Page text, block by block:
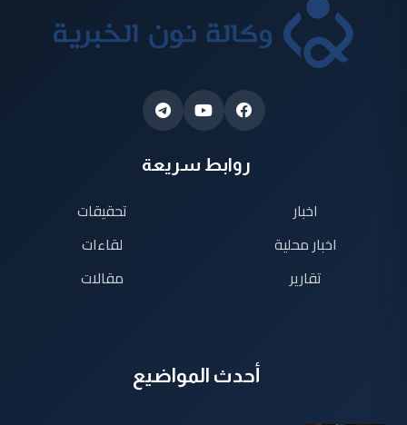
روابط سريعة
اخبار
اخبار محلية
تقارير
تحقيقات
لقاءات
مقالات
أحدث المواضيع